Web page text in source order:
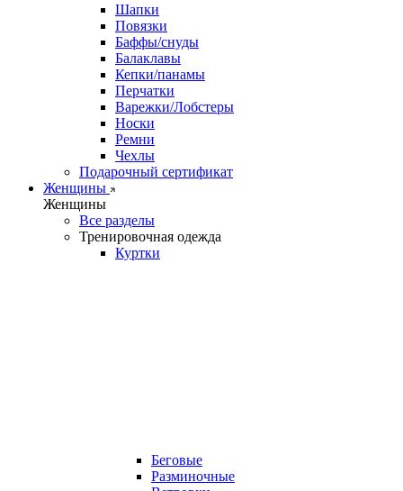
Шапки
Повязки
Баффы/снуды
Балаклавы
Кепки/панамы
Перчатки
Варежки/Лобстеры
Носки
Ремни
Чехлы
Подарочный сертификат
Женщины
Женщины
Все разделы
Тренировочная одежда
Куртки
Беговые
Разминочные